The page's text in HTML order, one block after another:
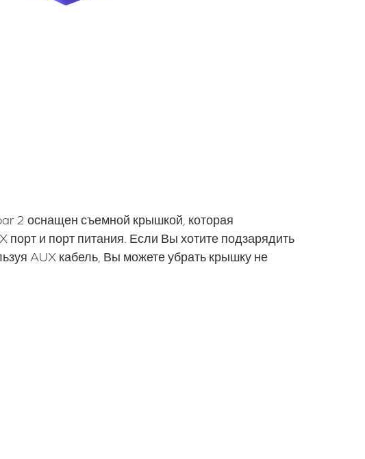
2 оснащен съемной крышкой, которая
и порт питания. Если Вы хотите подзарядить
AUX кабель, Вы можете убрать крышку не